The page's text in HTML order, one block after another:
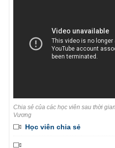
Chia sẻ của các học viên sau thời
Vương
Học viên chia sẻ